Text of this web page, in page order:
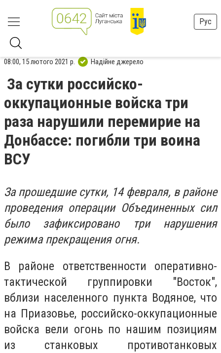
Рус
08:00, 15 лютого 2021 р. Надійне джерело
За сутки российско-
оккупационные войска три
раза нарушили перемирие на
Донбассе: погибли три воина
ВСУ
За прошедшие сутки, 14 февраля, в районе
проведения операции Объединенных сил
было зафиксировано три нарушения
режима прекращения огня.
В районе ответственности оперативно-
тактической группировки "Восток",
вблизи населенного пункта Водяное, что
на Приазовье, российско-оккупационные
войска вели огонь по нашим позициям
из станковых противотанковых